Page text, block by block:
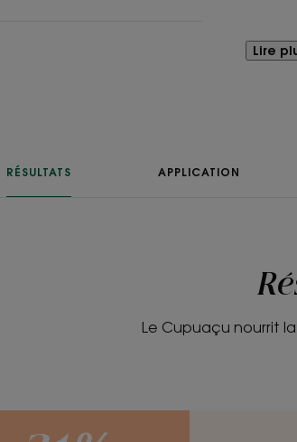
Lire
RÉSULTATS APPLICATION
Le Cupuaçu nourrit